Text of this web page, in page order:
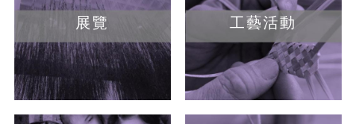
展覽 工藝活動